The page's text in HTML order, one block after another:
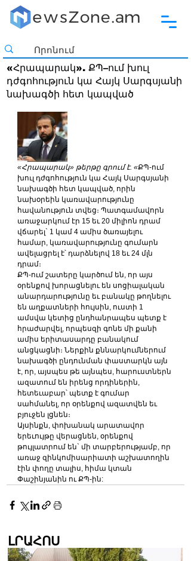
«Հրապարակ». ՔՊ–ում խուլ
դժգոհություն կա Հայկ Սարգսյանի
նախագծի հետ կապված
«Հրապարակ» թերթը գրում է. «ՔՊ-ում
խուլ դժգոհություն կա Հայկ Սարգսյանի
նախագծի հետ կապված, որին
նախօրեին կառավարությունը
հավանություն տվեց։ Պատգամավորն
առաջարկում էր 15 եւ 20 միլիոն դրամ
վճարել` 1 կամ 4 ամիս ծառայելու
համար, կառավարությունը գումարն
ավելացրել է՝ դարձնելով 18 եւ 24 մլն
դրամ։
ՔՊ-ում շատերը կարծում են, որ այս
օրենքով խորացնելու են սոցիալական
անարդարությունը եւ բանակը թողնելու
են աղքատների հույսին, ուստի 1
ամսվա կետից ընդհանրապես պետք է
հրաժարվել, որպեսզի գոնե մի քանի
ամիս երիտասարդը բանակում
անցկացնի։ Ներքին քննարկումներում
նախագծի ընդունման փաստարկն այն
է, որ, այսպես թե այնպես, հարուստներն
ազատում են իրենց որդիներին,
հետեւաբար՝ պետք է գումար
սահմանել, որ օրենքով ազատվեն եւ
բյուջեն լցնեն։
Այսինքն, փոխանակ արատավոր
երեւույթը վերացնեն, օրենքով
թույլատրում են` մի տարբերությամբ, որ
առաջ զինկոմիսարիատի աշխատողին
էին փողը տալիս, հիմա կտան
Փաշինյանին ու ՔՊ-ին:
ԼՐԱՀՈՍ